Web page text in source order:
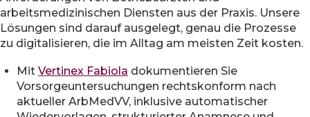
arbeitsmedizinischen Diensten aus der Praxis. Unsere
Lösungen sind darauf ausgelegt, genau die Prozesse
zu digitalisieren, die im Alltag am meisten Zeit kosten.
Mit Vertinex Fabiola dokumentieren Sie
Vorsorgeuntersuchungen rechtskonform nach
aktueller ArbMedVV, inklusive automatischer